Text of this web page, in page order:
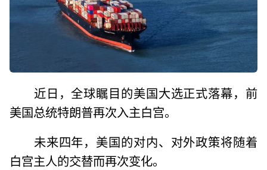
近日，全球瞩目的美国大选正式落幕，前
美国总统特朗普再次入主白宫。
未来四年，美国的对内、对外政策将随着
白宫主人的交替而再次变化。